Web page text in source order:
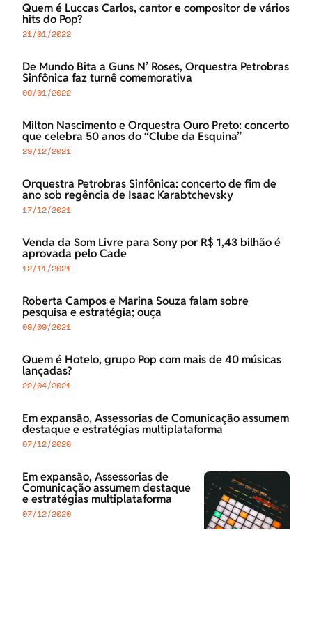
Quem é Luccas Carlos, cantor e compositor de vários
hits do Pop?
21/01/2022
De Mundo Bita a Guns N’ Roses, Orquestra Petrobras
Sinfônica faz turnê comemorativa
09/01/2022
Milton Nascimento e Orquestra Ouro Preto: concerto
que celebra 50 anos do “Clube da Esquina”
29/12/2021
Orquestra Petrobras Sinfônica: concerto de fim de
ano sob regência de Isaac Karabtchevsky
17/12/2021
Venda da Som Livre para Sony por R$ 1,43 bilhão é
aprovada pelo Cade
12/11/2021
Roberta Campos e Marina Souza falam sobre
pesquisa e estratégia; ouça
09/09/2021
Quem é Hotelo, grupo Pop com mais de 40 músicas
lançadas?
22/04/2021
Em expansão, Assessorias de Comunicação assumem
destaque e estratégias multiplataforma
07/12/2020
Em expansão, Assessorias de
Comunicação assumem destaque
e estratégias multiplataforma
07/12/2020